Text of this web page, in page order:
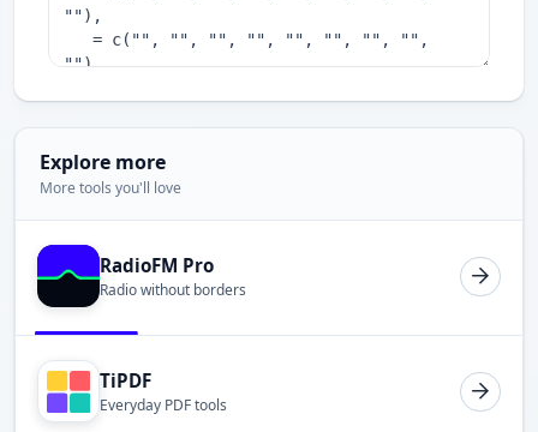
Explore more
More tools you'll love
RadioFM Pro
Radio without borders
TiPDF
Everyday PDF tools